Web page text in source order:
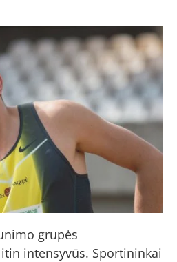
grupės
intensyvūs. Sportininkai